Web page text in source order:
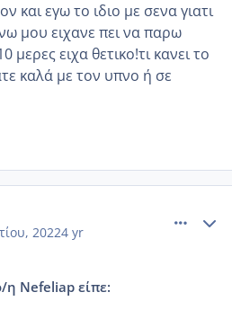
και εγω το ιδιο με σενα γιατι
μου ειχανε πει να παρω
μερες ειχα θετικο!τι κανει το
καλά με τον υπνο ή σε
20224 yr
η Nefeliap είπε: